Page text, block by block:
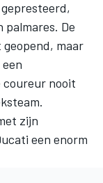
palmares. De
maar
coureur nooit
zijn
een enorm